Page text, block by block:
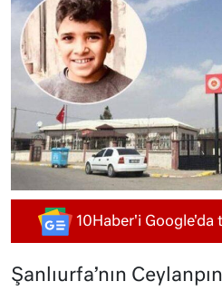
10Haber'i Google'da
Şanlıurfa’nın